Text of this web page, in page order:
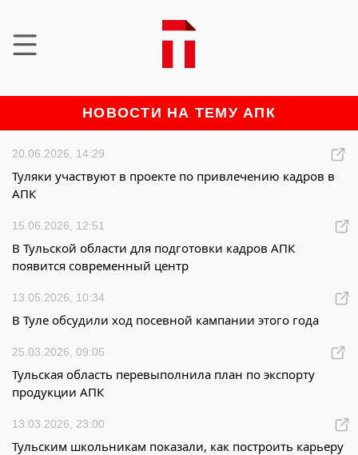
НОВОСТИ НА ТЕМУ АПК
20.06.2026, 14:29
Туляки участвуют в проекте по привлечению кадров в
АПК
15.06.2026, 12:51
В Тульской области для подготовки кадров АПК
появится современный центр
13.05.2026, 10:34
В Туле обсудили ход посевной кампании этого года
25.03.2026, 09:05
Тульская область перевыполнила план по экспорту
продукции АПК
13.03.2026, 23:00
Тульским школьникам показали, как построить карьеру